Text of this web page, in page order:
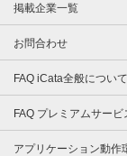
掲載企業一覧
お問合わせ
FAQ iCata全般について
FAQ プレミアムサービ
アプリケーション動作